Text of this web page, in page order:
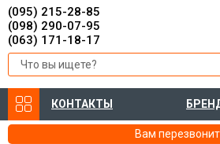
(095) 215-28-85
(098) 290-07-95
(063) 171-18-17
КОНТАКТЫ
Вам